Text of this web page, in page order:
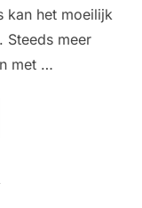
kan het moeilijk
Steeds meer
met …